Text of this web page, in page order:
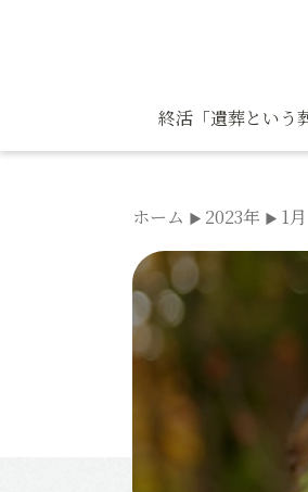
へ
終活「遺葬という
ホーム 2023年 1月